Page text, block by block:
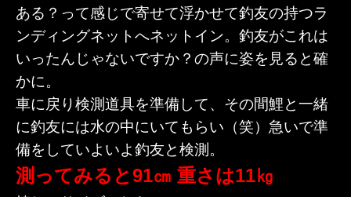
ある？って感じで寄せて浮かせて釣友の持つラ
ンディングネットへネットイン。釣友がこれは
いったんじゃないですか？の声に姿を見ると確
かに。
車に戻り検測道具を準備して、その間鯉と一緒
に釣友には水の中にいてもらい（笑）急いで準
備をしていよいよ釣友と検測。
測ってみると91㎝ 重さは11㎏